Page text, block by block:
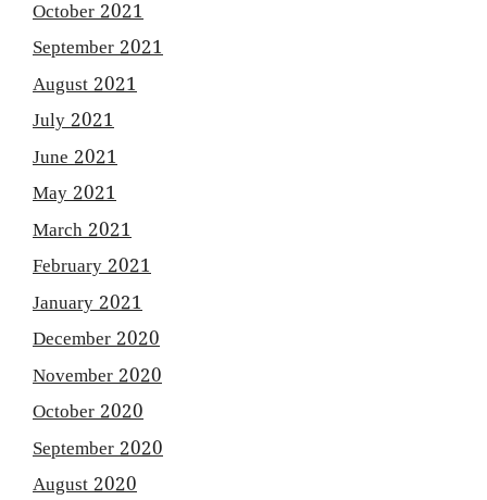
October 2021
September 2021
August 2021
July 2021
June 2021
May 2021
March 2021
February 2021
January 2021
December 2020
November 2020
October 2020
September 2020
August 2020